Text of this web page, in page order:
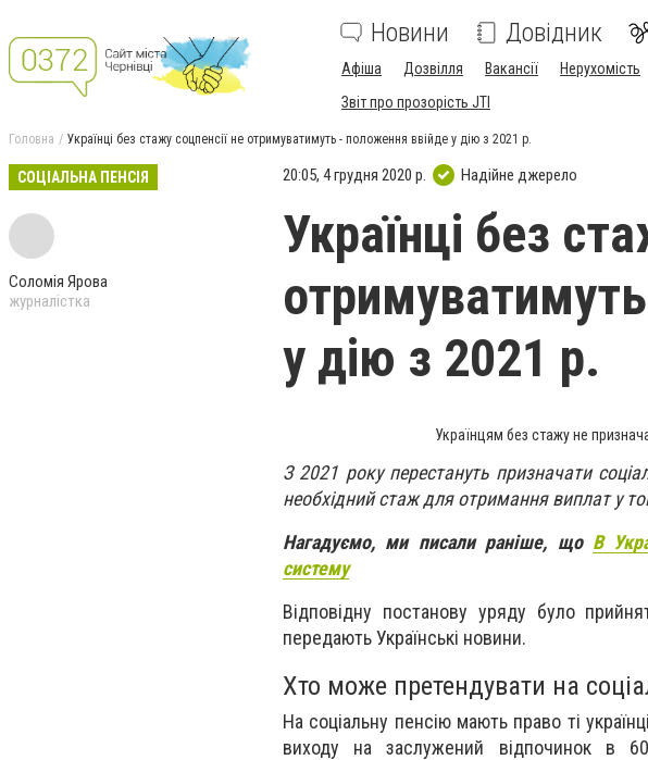
Новини Довідник
Афіша Дозвілля Вакансії Нерухомість
Звіт про прозорість JTI
Головна Українці без стажу соцпенсії не отримуватимуть - положення ввійде у дію з 2021 р.
СОЦІАЛЬНА ПЕНСІЯ
Соломія Ярова
журналістка
20:05, 4 грудня 2020 р. Надійне джерело
Українці без
у дію з 2021 р.
Українцям без стажу не
З 2021 року перестануть призначати
необхідний стаж для отримання виплат у
Нагадуємо, ми писали раніше, що В
систему
Відповідну постанову уряду було
передають Українські новини.
Хто може претендувати на
На соціальну пенсію мають право ті
виходу на заслужений відпочинок в